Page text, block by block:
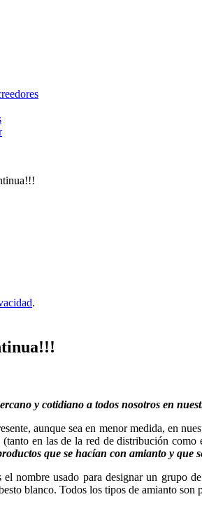
.
y cotidiano a todos nosotros en
aunque sea en menor medida, en
en las de la red de distribución
que se hacían con amianto y que
nombre usado para designar un grupo
blanco. Todos los tipos de amianto son